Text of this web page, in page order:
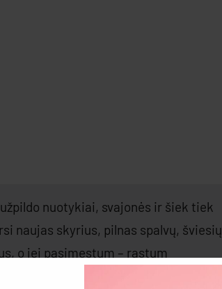
nuotykiai, svajonės ir šiek tiek
naujas skyrius, pilnas spalvų, šviesių
o jei pasimestum – rastum